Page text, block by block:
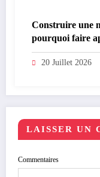
Construire une
pourquoi faire
20 Juillet 2026
LAISSER UN
Commentaires